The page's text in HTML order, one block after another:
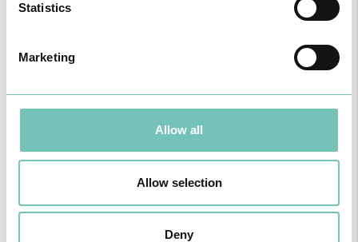
Statistics
Marketing
Allow all
Allow selection
Deny
11 Dezembro -
São Brás de Alportel
Sines
Feriado Municipal de Sines
Vila Real de Santo António
Feriado Municipal de Vila Real de Santo António